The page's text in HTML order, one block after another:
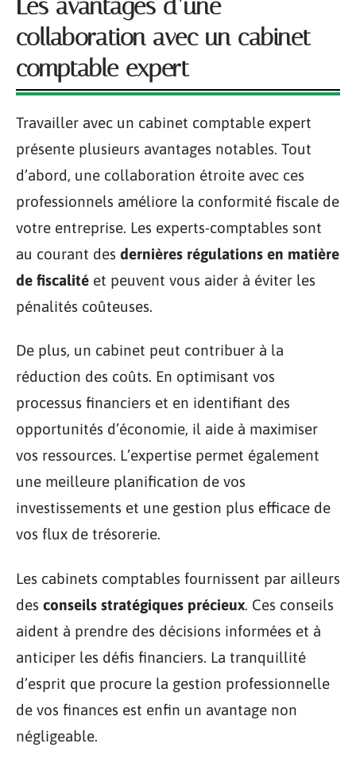
Les avantages d’une
collaboration avec un cabinet
comptable expert
Travailler avec un cabinet comptable expert
présente plusieurs avantages notables. Tout
d’abord, une collaboration étroite avec ces
professionnels améliore la conformité fiscale de
votre entreprise. Les experts-comptables sont
au courant des dernières régulations en matière
de fiscalité et peuvent vous aider à éviter les
pénalités coûteuses.
De plus, un cabinet peut contribuer à la
réduction des coûts. En optimisant vos
processus financiers et en identifiant des
opportunités d’économie, il aide à maximiser
vos ressources. L’expertise permet également
une meilleure planification de vos
investissements et une gestion plus efficace de
vos flux de trésorerie.
Les cabinets comptables fournissent par ailleurs
des conseils stratégiques précieux. Ces conseils
aident à prendre des décisions informées et à
anticiper les défis financiers. La tranquillité
d’esprit que procure la gestion professionnelle
de vos finances est enfin un avantage non
négligeable.